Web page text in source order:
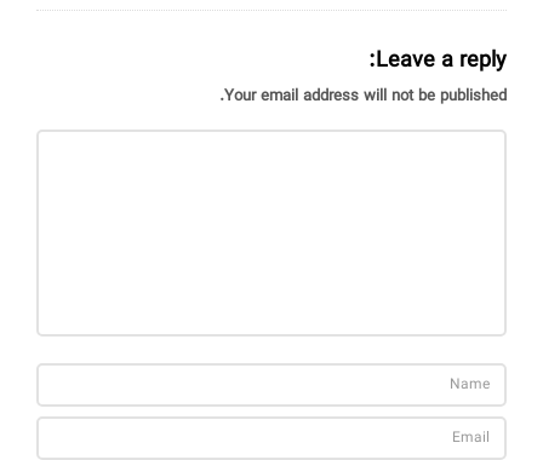
Leave a reply:
Your email address will not be published.